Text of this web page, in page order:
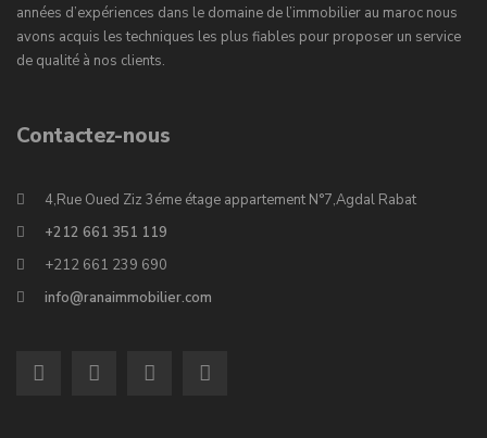
années d’expériences dans le domaine de l’immobilier au maroc nous
avons acquis les techniques les plus fiables pour proposer un service
de qualité à nos clients.
Contactez-nous
4,Rue Oued Ziz 3éme étage appartement N°7,Agdal Rabat
+212 661 351 119
+212 661 239 690
info@ranaimmobilier.com